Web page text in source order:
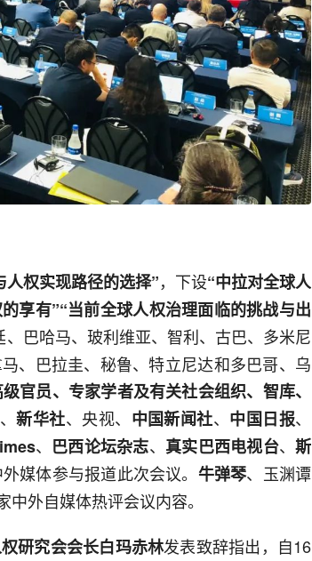
人权实现路径的选择”，下设“中拉对全球人
享有”“当前全球人权治理面临的挑战与出
巴哈马、玻利维亚、智利、古巴、多米尼
、巴拉圭、秘鲁、特立尼达和多巴哥、乌
官员、专家学者及有关社会组织、智库、
、新华社、央视、 中国新闻社、 中国日报、
、 巴西论坛杂志、 真实巴西电视台、斯
媒体参与报道此次会议。 牛弹琴、玉渊谭
中外自媒体热评会议内容。
研究会会长白玛赤林发表致辞指出，自16